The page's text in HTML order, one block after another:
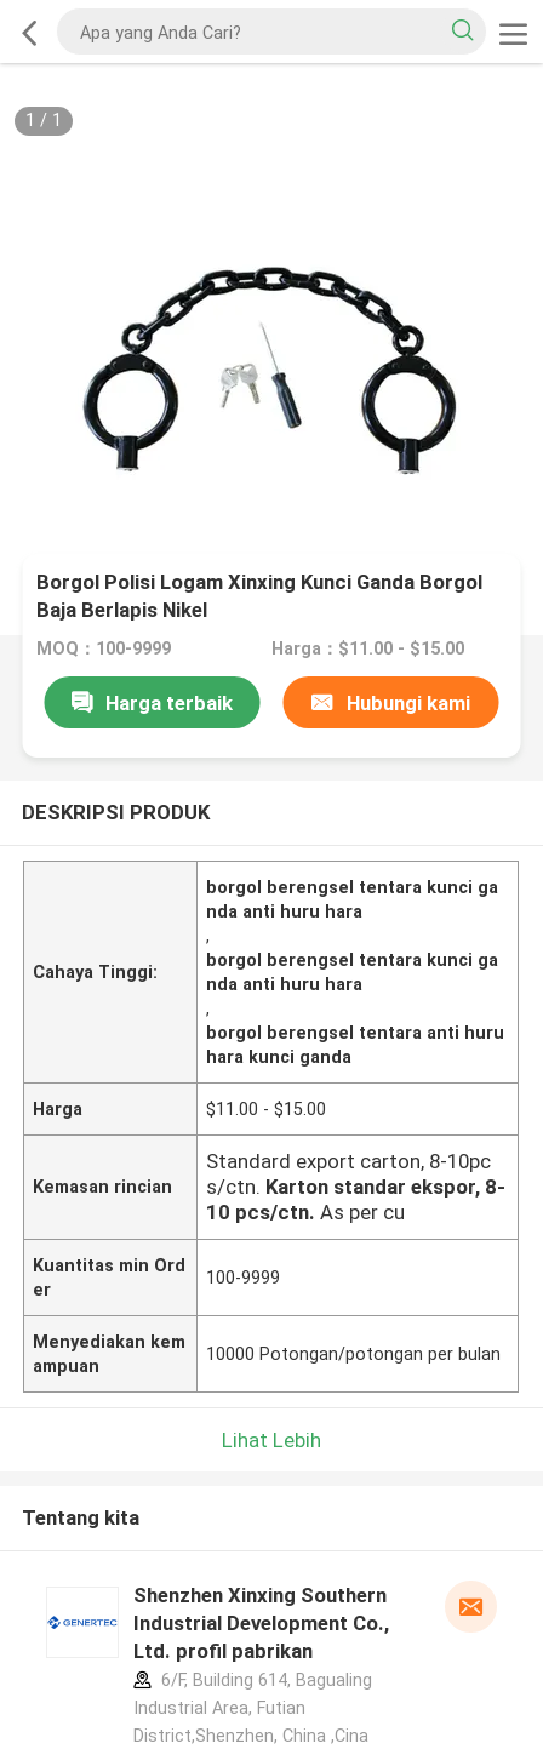
1 / 1
Borgol Polisi Logam Xinxing Kunci Ganda Borgol
Baja Berlapis Nikel
MOQ：100-9999 Harga：$11.00 - $15.00
Harga terbaik Hubungi kami
DESKRIPSI PRODUK
Cahaya Tinggi:
borgol berengsel tentara kunci ga
nda anti huru hara
,
borgol berengsel tentara kunci ga
nda anti huru hara
,
borgol berengsel tentara anti huru
hara kunci ganda
Harga $11.00 - $15.00
Kemasan rincian
Standard export carton, 8-10pc
s/ctn. Karton standar ekspor, 8-
10 pcs/ctn. As per cu
Kuantitas min Ord
er
100-9999
Menyediakan kem
ampuan
10000 Potongan/potongan per bulan
Lihat Lebih
Tentang kita
Shenzhen Xinxing Southern
Industrial Development Co.,
Ltd. profil pabrikan
6/F, Building 614, Bagualing
Industrial Area, Futian
District,Shenzhen, China ,Cina